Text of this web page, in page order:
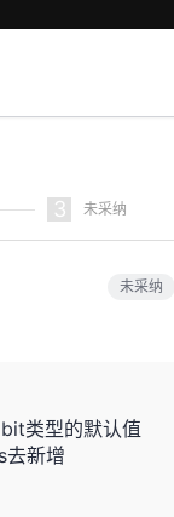
3 未采纳
未采纳
类型的默认值
去新增